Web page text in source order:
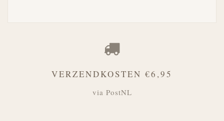
VERZENDKOSTEN €6,95
via PostNL